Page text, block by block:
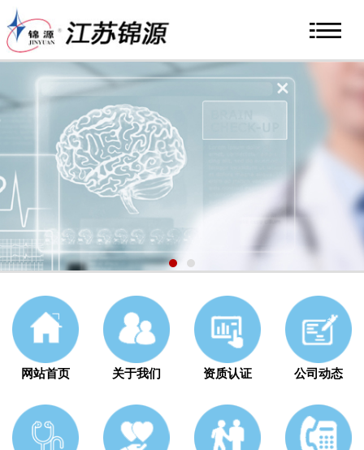
网站首页 关于我们 资质认证 公司动态